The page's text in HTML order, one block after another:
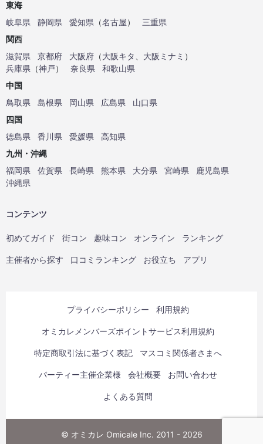
東海
岐阜県
静岡県 愛知県 （名古屋）
三重県
関西
滋賀県
京都府 大阪府 （大阪キタ 大阪ミナミ ）
兵庫県 （神戸） 奈良県
和歌山県
中国
鳥取県
島根県 岡山県 広島県
山口県
四国
徳島県
香川県 愛媛県
高知県
九州・沖縄
福岡県
佐賀県 長崎県 熊本県 大分県 宮崎県
鹿児島県
沖縄県
コンテンツ
初めてガイド 街コン 趣味コン オンライン ランキング
主催者から探す 口コミランキング お役立ち アプリ
プライバシーポリシー 利用規約
オミカレメンバーズポイントサービス利用規約
特定商取引法に基づく表記 マスコミ関係者さまへ
パーティー主催企業様 会社概要 お問い合わせ
よくある質問
© オミカレ Omicale Inc. 2011 - 2026